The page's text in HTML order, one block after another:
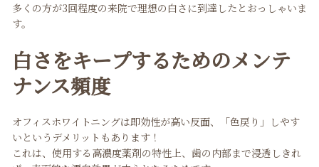
多くの方が3回程度の来院で理想の白さに到達したとおっしゃいま
す。
白さをキープするためのメンテ
ナンス頻度
オフィスホワイトニングは即効性が高い反面、「色戻り」しやす
いというデメリットもあります！
これは、使用する高濃度薬剤の特性上、歯の内部まで浸透しきれ